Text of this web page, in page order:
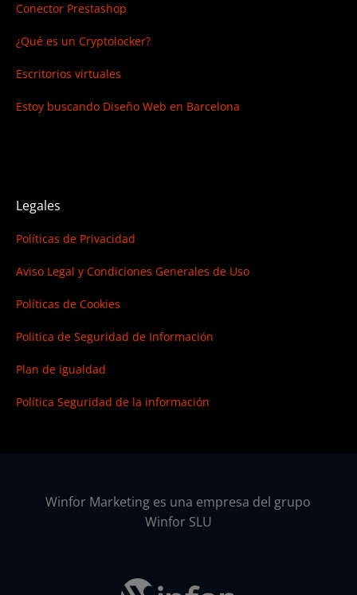
Conector Prestashop
¿Qué es un Cryptolocker?
Escritorios virtuales
Estoy buscando Diseño Web en Barcelona
Legales
Políticas de Privacidad
Aviso Legal y Condiciones Generales de Uso
Políticas de Cookies
Politica de Seguridad de Información
Plan de igualdad
Política Seguridad de la información
Winfor Marketing es una empresa del grupo
Winfor SLU